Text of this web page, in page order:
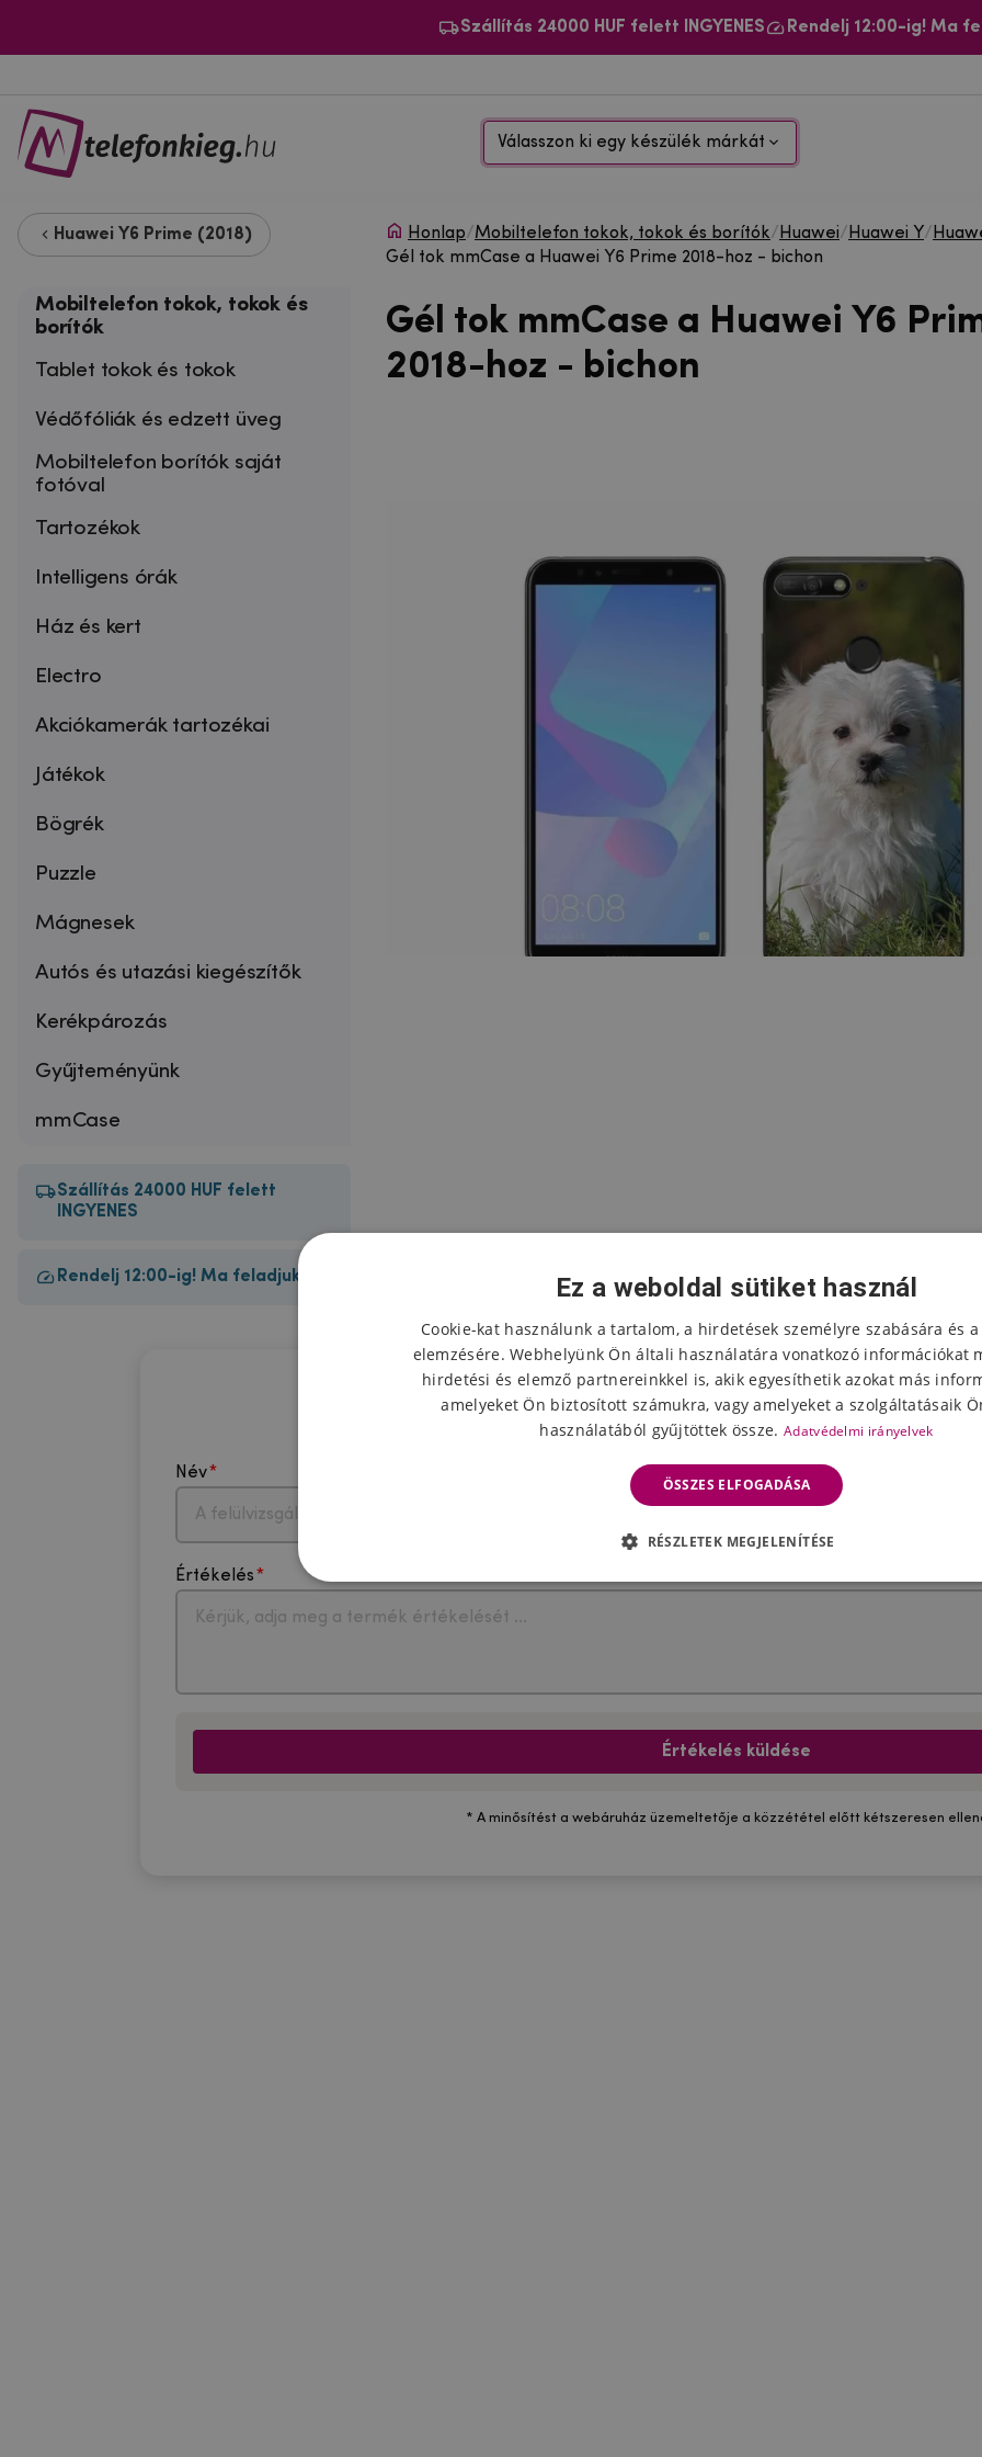
Szállítás 24000 HUF felett INGYENES Rendelj 12:00-ig! Ma
Válasszon ki egy készülék márkát
Huawei Y6 Prime (2018)
Mobiltelefon tokok, tokok és
borítók
Tablet tokok és tokok
Védőfóliák és edzett üveg
Mobiltelefon borítók saját
fotóval
Tartozékok
Intelligens órák
Ház és kert
Electro
Akciókamerák tartozékai
Játékok
Bögrék
Puzzle
Mágnesek
Autós és utazási kiegészítők
Kerékpározás
Gyűjteményünk
mmCase
Szállítás 24000 HUF felett
INGYENES
Rendelj 12:00-ig! Ma feladjuk!
Honlap/Mobiltelefon tokok, tokok és borítók/ Huawei/ Huawei Y/
Gél tok mmCase a Huawei Y6 Prime 2018-hoz - bichon
Gél tok mmCase a Huawei Y6
2018-hoz - bichon
A termék értékelése
Név Válassza ki a csillagok számát
Értékelés
Értékelés küldése
* A minősítést a webáruház üzemeltetője a közzététel előtt kétszeresen
Ez a weboldal sütiket használ
Cookie-kat használunk a tartalom, a hirdetések személyre szabására és
elemzésére. Webhelyünk Ön általi használatára vonatkozó információkat
hirdetési és elemző partnereinkkel is, akik egyesíthetik azokat más
amelyeket Ön biztosított számukra, vagy amelyeket a szolgáltatásaik
használatából gyűjtöttek össze. Adatvédelmi irányelvek
ÖSSZES ELFOGADÁSA
RÉSZLETEK MEGJELENÍTÉSE